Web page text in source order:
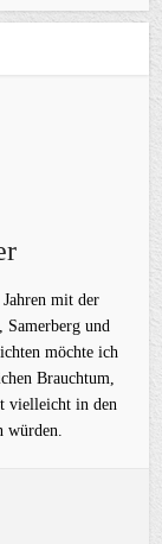
mit der
Samerberg und
möchte ich
Brauchtum,
vielleicht in den
würden.